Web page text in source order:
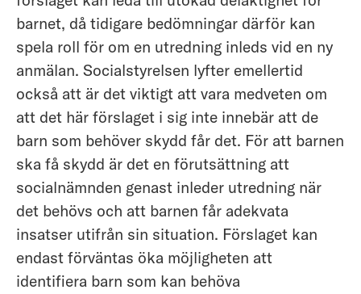
barnet, då tidigare bedömningar därför kan
spela roll för om en utredning inleds vid en ny
anmälan. Socialstyrelsen lyfter emellertid
också att är det viktigt att vara medveten om
att det här förslaget i sig inte innebär att de
barn som behöver skydd får det. För att barnen
ska få skydd är det en förutsättning att
socialnämnden genast inleder utredning när
det behövs och att barnen får adekvata
insatser utifrån sin situation. Förslaget kan
endast förväntas öka möjligheten att
identifiera barn som kan behöva